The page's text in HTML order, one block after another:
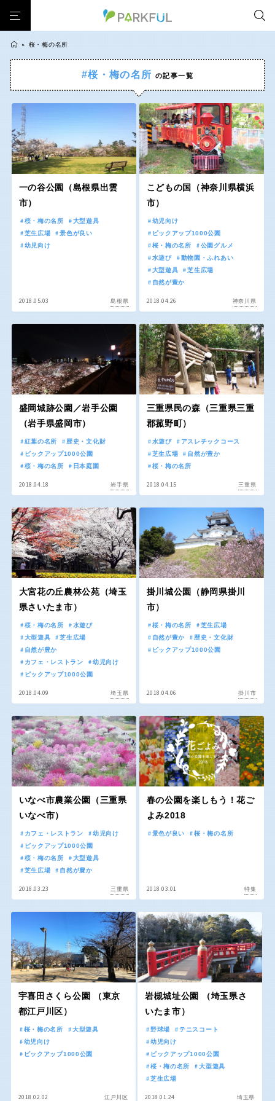
大型遊具
自然が豊か 梅・桜の名所 景色が良い 水遊び
テニスコート 紅葉の名所 バーベキュー
カフェ・レストラン サッカー・フットサル ランニングコース
動物園・ふれあい 歴史・文化財 日本庭園 紅葉の美しい公園
さくら名所100公園 屋内遊び場 アスレチックコース
バスケットボール 桜・梅の名所
洋式庭園 ドッグラン ローラー滑り台 夜景スポット
Pickup 美術館 公園グルメ
花菖蒲 キャンプ場
健康遊具
スケートパーク ライトアップ イルミネーション
地域で探す
青森
岩手 宮城
関東
栃木
群馬 埼玉
千葉 東京
神奈川
甲信越・東海・北陸
新潟 富山
山梨 長野
岐阜
近畿
京都 大阪
兵庫
中国・四国
鳥取 島根
幼児向け
自然が豊か 梅・桜の名所
景色が良い 水遊び
テニスコート 野球場
カフェ・レストラン サッカー・フットサル
ランニングコース 動物園・ふれあい
歴史・文化財
さくら名所100公園
アスレチックコース
バスケットボール 彫刻・アート
ドッグラン
ローラー滑り台 夜景スポット
植物園 Pickup
プレーパーク 花の名所
美術館 公園グルメ
インクルーシブパーク 屋根付き遊び場
花菖蒲 キャンプ場
バスケットゴール ふわふわドーム
スケートパーク
イルミネーション イベント
交通公園
地域で探す
> 桜・梅の名所
#桜・梅の名所の記事一覧
一の谷公園（島根県出雲
市）
桜・梅の名所
大型遊具
芝生広場
景色が良い
幼児向け
2018.05.03 島根県
こどもの国（神奈川県横浜
市）
幼児向け
ピックアップ1000公園
桜・梅の名所
公園グルメ
水遊び
動物園・ふれあい
大型遊具
芝生広場
自然が豊か
2018.04.26 神奈川県
盛岡城跡公園／岩手公園
（岩手県盛岡市）
紅葉の名所
歴史・文化財
ピックアップ1000公園
桜・梅の名所
日本庭園
2018.04.18 岩手県
三重県民の森（三重県三重
郡菰野町）
水遊び
アスレチックコース
芝生広場
自然が豊か
桜・梅の名所
2018.04.15 三重県
大宮花の丘農林公苑（埼玉
県さいたま市）
桜・梅の名所
水遊び
大型遊具
芝生広場
自然が豊か
カフェ・レストラン
幼児向け
ピックアップ1000公園
2018.04.09 埼玉県
掛川城公園（静岡県掛川
市）
桜・梅の名所
芝生広場
自然が豊か
歴史・文化財
ピックアップ1000公園
2018.04.06 掛川市
いなべ市農業公園（三重県
いなべ市）
カフェ・レストラン
幼児向け
ピックアップ1000公園
桜・梅の名所
大型遊具
芝生広場
自然が豊か
2018.03.23 三重県
春の公園を楽しもう！花ご
よみ2018
景色が良い 桜・梅の名所
2018.03.01 特集
宇喜田さくら公園 （東京
都江戸川区）
桜・梅の名所
大型遊具
幼児向け
ピックアップ1000公園
2018.02.02 江戸川区
岩槻城址公園 （埼玉県さ
いたま市）
野球場
テニスコート
幼児向け
ピックアップ1000公園
桜・梅の名所
大型遊具
芝生広場
2018.01.24 埼玉県